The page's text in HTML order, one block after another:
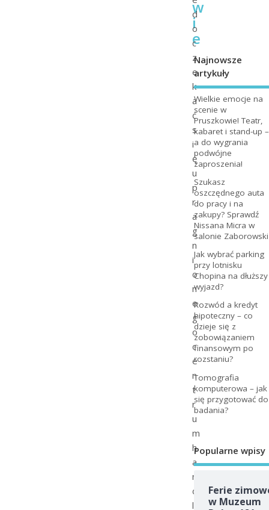
w
i
e
d
o
c
z
e
k
a
ć
s
i
ę
u
p
r
a
g
n
i
o
n
e
g
o
c
e
n
t
r
u
m
h
a
n
d
l
Najnowsze
artykuły
Wielkie emocje na
scenie w
Pruszkowie! Teatr,
kabaret i stand-up –
a do wygrania
podwójne
zaproszenia!
Szukasz
oszczędnego auta
do pracy i na
zakupy? Sprawdź
Nissana Micra w
salonie Zaborowski
Jak wybrać parking
przy lotnisku
Chopina na dłuższy
wyjazd?
Rozwód a kredyt
hipoteczny – co
dzieje się z
zobowiązaniem
finansowym po
rozstaniu?
Tomografia
komputerowa – jak
się przygotować do
badania?
Popularne wpisy
Ferie
w Muzeum